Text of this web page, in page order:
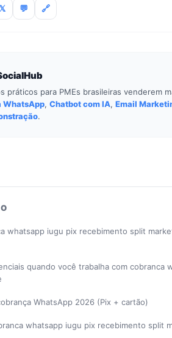
💬 🔗
práticos para PMEs brasileiras venderem
WhatsApp, Chatbot com IA, Email
.
whatsapp iugu pix recebimento split
quando você trabalha com cobranca
WhatsApp 2026 (Pix + cartão)
whatsapp iugu pix recebimento split